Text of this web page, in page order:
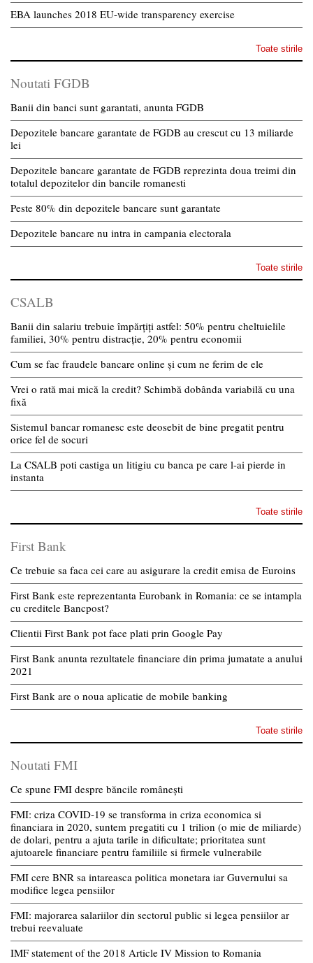
EBA launches 2018 EU-wide transparency exercise
Toate stirile
Noutati FGDB
Banii din banci sunt garantati, anunta FGDB
Depozitele bancare garantate de FGDB au crescut cu 13 miliarde
lei
Depozitele bancare garantate de FGDB reprezinta doua treimi din
totalul depozitelor din bancile romanesti
Peste 80% din depozitele bancare sunt garantate
Depozitele bancare nu intra in campania electorala
Toate stirile
CSALB
Banii din salariu trebuie împărțiți astfel: 50% pentru cheltuielile
familiei, 30% pentru distracție, 20% pentru economii
Cum se fac fraudele bancare online și cum ne ferim de ele
Vrei o rată mai mică la credit? Schimbă dobânda variabilă cu una
fixă
Sistemul bancar romanesc este deosebit de bine pregatit pentru
orice fel de socuri
La CSALB poti castiga un litigiu cu banca pe care l-ai pierde in
instanta
Toate stirile
First Bank
Ce trebuie sa faca cei care au asigurare la credit emisa de Euroins
First Bank este reprezentanta Eurobank in Romania: ce se intampla
cu creditele Bancpost?
Clientii First Bank pot face plati prin Google Pay
First Bank anunta rezultatele financiare din prima jumatate a anului
2021
First Bank are o noua aplicatie de mobile banking
Toate stirile
Noutati FMI
Ce spune FMI despre băncile românești
FMI: criza COVID-19 se transforma in criza economica si
financiara in 2020, suntem pregatiti cu 1 trilion (o mie de miliarde)
de dolari, pentru a ajuta tarile in dificultate; prioritatea sunt
ajutoarele financiare pentru familiile si firmele vulnerabile
FMI cere BNR sa intareasca politica monetara iar Guvernului sa
modifice legea pensiilor
FMI: majorarea salariilor din sectorul public si legea pensiilor ar
trebui reevaluate
IMF statement of the 2018 Article IV Mission to Romania